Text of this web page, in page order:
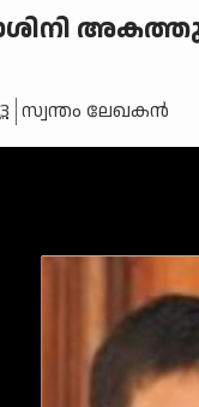
സ്വന്തം ലേഖകന്‍